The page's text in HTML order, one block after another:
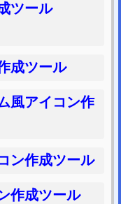
ツール
成ツール
風アイコン作
ン作成ツール
作成ツール